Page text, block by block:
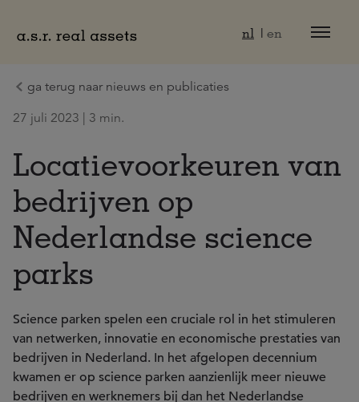
nl en
ga terug naar nieuws en publicaties
27 juli 2023 | 3 min.
Locatievoorkeuren van
bedrijven op
Nederlandse science
parks
Science parken spelen een cruciale rol in het stimuleren
van netwerken, innovatie en economische prestaties van
bedrijven in Nederland. In het afgelopen decennium
kwamen er op science parken aanzienlijk meer nieuwe
bedrijven en werknemers bij dan het Nederlandse